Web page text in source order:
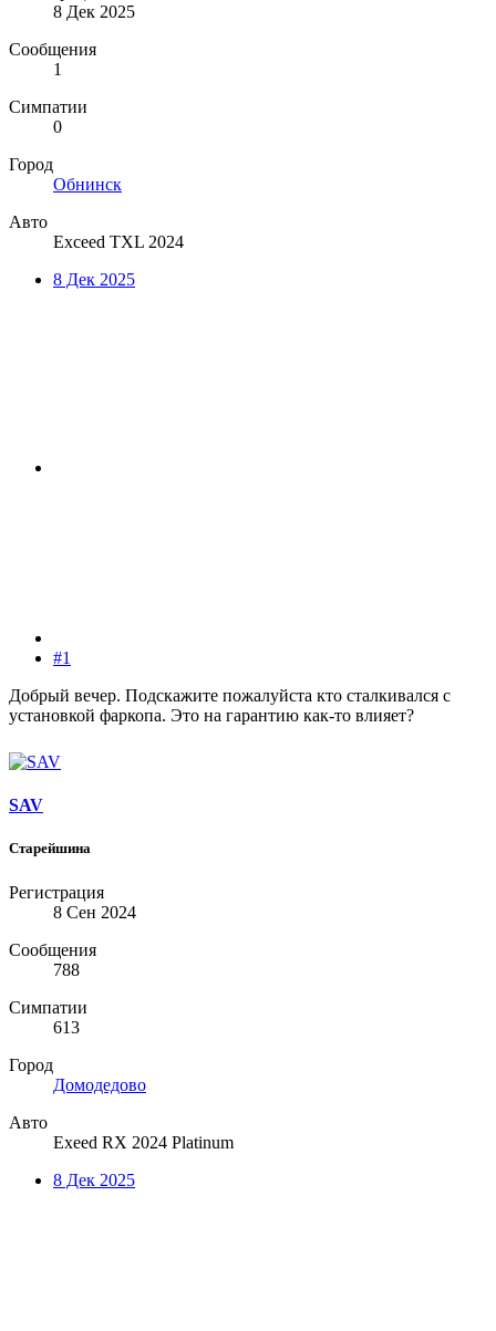
8 Дек 2025
Сообщения
1
Симпатии
0
Город
Обнинск
Авто
Exceed TXL 2024
8 Дек 2025
#1
Добрый вечер. Подскажите пожалуйста кто сталкивался с
установкой фаркопа. Это на гарантию как-то влияет?
SAV
Старейшина
Регистрация
8 Сен 2024
Сообщения
788
Симпатии
613
Город
Домодедово
Авто
Exeed RX 2024 Platinum
8 Дек 2025